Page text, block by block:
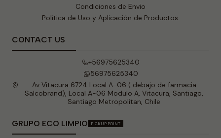
Condiciones de Envio
Política de Uso y Aplicación de Productos.
CONTACT US
+56975625340
56975625340
Av Vitacura 6724 Local A-06 ( debajo de farmacia
Salcobrand), Local A-06 Modulo A, Vitacura, Santiago,
Santiago Metropolitan, Chile
GRUPO ECO LIMPIO PICKUP POINT